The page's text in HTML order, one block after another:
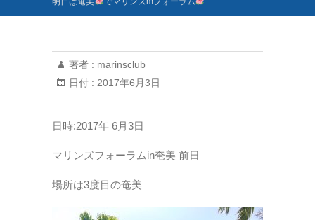
著者 : marinsclub
日付 : 2017年6月3日
日時:2017年 6月3日
マリンズフォーラムin奄美 前日
場所は3度目の奄美